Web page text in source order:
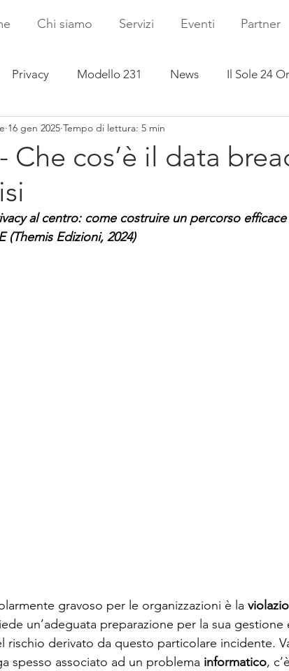
Chi siamo Servizi Eventi Partner
Privacy Modello 231 News Il Sole 24
Che cos’è il data
16 gen 2025 Tempo di lettura: 5 min
al centro: come costruire un percorso
(Themis Edizioni, 2024)
gravoso per le organizzazioni è la
un’adeguata preparazione per la sua gestione
rischio derivato da questo particolare incidente.
spesso associato ad un problema informatico,